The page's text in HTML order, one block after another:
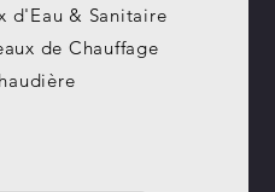
d'Eau & Sanitaire
de Chauffage